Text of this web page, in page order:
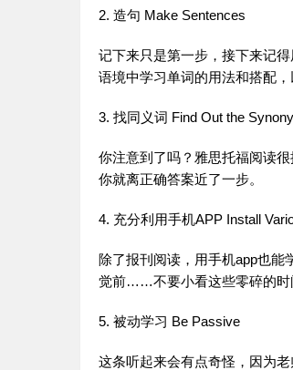
2. 造句 Make Sentences
记下来只是第一步，接下来记
语境中学习单词的用法和搭配，
3. 找同义词 Find Out the
你注意到了吗？ 雅思托福阅读很
你就离正确答案近了一步。
4. 充分利用手机APP Install
除了报刊 阅读 ，用手机app也能
觉前……不要小看这些零碎的时
5. 被动学习 Be Passive
这条听起来会有点奇怪，因为